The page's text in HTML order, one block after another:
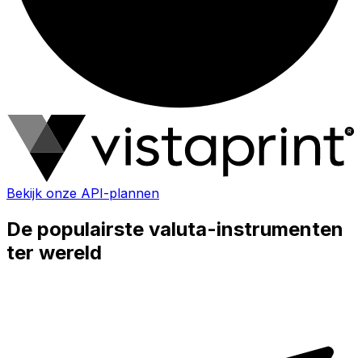
Bekijk onze API-plannen
De populairste valuta-instrumenten
ter wereld